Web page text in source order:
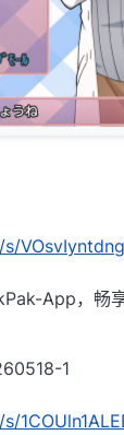
App，畅
1